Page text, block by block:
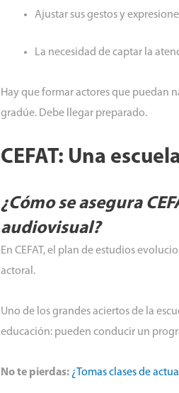
Ajustar sus gestos y
La necesidad de captar la
Hay que formar actores que puedan
gradúe. Debe llegar preparado.
CEFAT: Una
¿Cómo se asegura
audiovisual?
En CEFAT, el plan de estudios
actoral.
Uno de los grandes aciertos de la
educación: pueden conducir un
No te pierdas: ¿Tomas clases de